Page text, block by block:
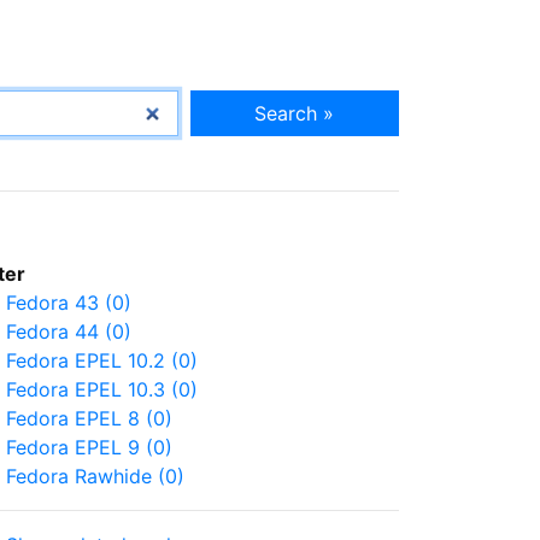
Search »
Fedora 43 (0)
Fedora 44 (0)
Fedora EPEL 10.2 (0)
Fedora EPEL 10.3 (0)
Fedora EPEL 8 (0)
Fedora EPEL 9 (0)
Fedora Rawhide (0)